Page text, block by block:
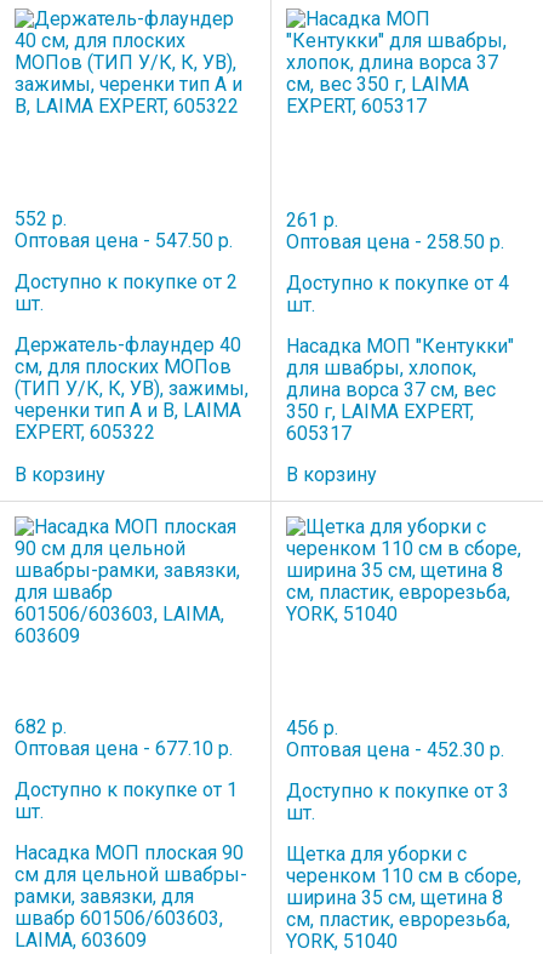
552 р.
Оптовая цена - 547.50 р.
Доступно к покупке от 2
шт.
Держатель-флаундер 40
см, для плоских МОПов
(ТИП У/К, К, УВ), зажимы,
черенки тип А и B, LAIMA
EXPERT, 605322
В корзину
261 р.
Оптовая цена - 258.50 р.
Доступно к покупке от 4
шт.
Насадка МОП "Кентукки"
для швабры, хлопок,
длина ворса 37 см, вес
350 г, LAIMA EXPERT,
605317
В корзину
682 р.
Оптовая цена - 677.10 р.
Доступно к покупке от 1
шт.
Насадка МОП плоская 90
см для цельной швабры-
рамки, завязки, для
швабр 601506/603603,
LAIMA, 603609
456 р.
Оптовая цена - 452.30 р.
Доступно к покупке от 3
шт.
Щетка для уборки с
черенком 110 см в сборе,
ширина 35 см, щетина 8
см, пластик, еврорезьба,
YORK, 51040